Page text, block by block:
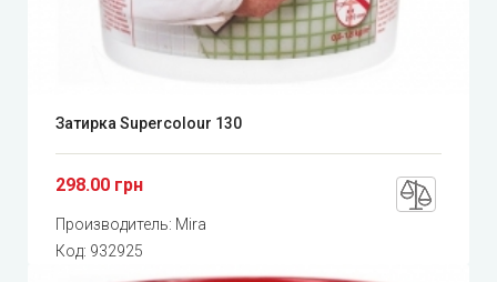
Затирка Supercolour 130
298.00 грн
Производитель: Mira
Код: 932925